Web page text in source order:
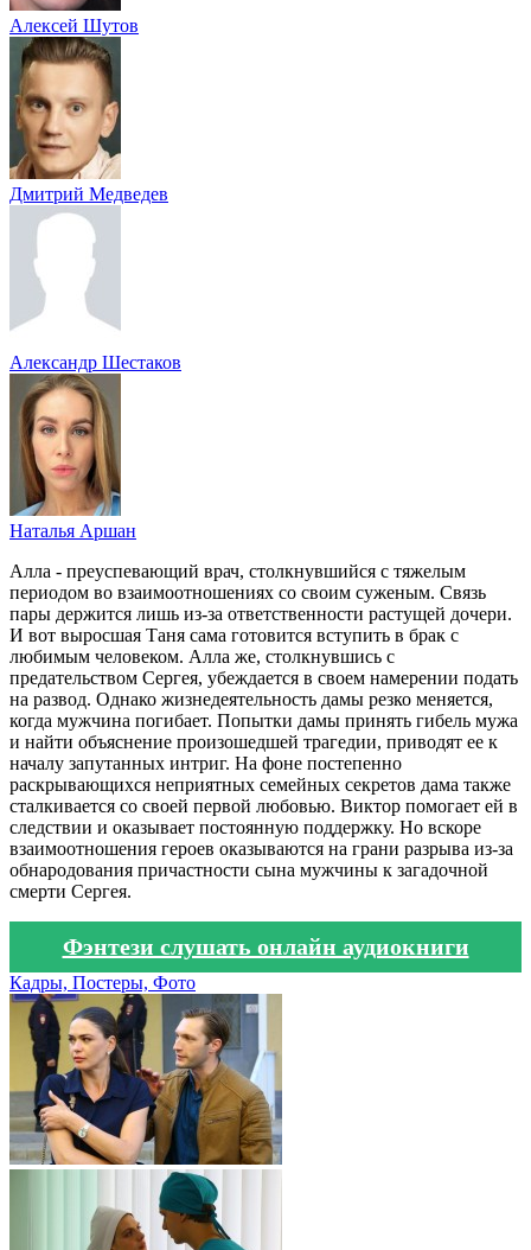
Алексей Шутов
Дмитрий Медведев
Александр Шестаков
Наталья Аршан
Алла - преуспевающий врач, столкнувшийся с тяжелым
периодом во взаимоотношениях со своим суженым. Связь
пары держится лишь из-за ответственности растущей дочери.
И вот выросшая Таня сама готовится вступить в брак с
любимым человеком. Алла же, столкнувшись с
предательством Сергея, убеждается в своем намерении подать
на развод. Однако жизнедеятельность дамы резко меняется,
когда мужчина погибает. Попытки дамы принять гибель мужа
и найти объяснение произошедшей трагедии, приводят ее к
началу запутанных интриг. На фоне постепенно
раскрывающихся неприятных семейных секретов дама также
сталкивается со своей первой любовью. Виктор помогает ей в
следствии и оказывает постоянную поддержку. Но вскоре
взаимоотношения героев оказываются на грани разрыва из-за
обнародования причастности сына мужчины к загадочной
смерти Сергея.
Фэнтези слушать онлайн аудиокниги
Кадры, Постеры, Фото